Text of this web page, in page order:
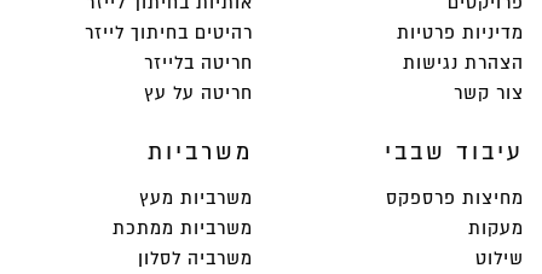
מדיניות פרטיות
הצהרת נגישות
צור קשר
רהיטים בחיתוך לייזר
חריטה בלייזר
חריטה על עץ
עיבוד שבבי
מחיצות פרספקס
מעקות
שילוט
משרביות
משרביות מעץ
משרביות ממתכת
משרביה לסלון